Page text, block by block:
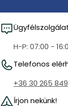
H-P: 07:00 -
Telefonos
+36 30 265
Írjon nekünk!